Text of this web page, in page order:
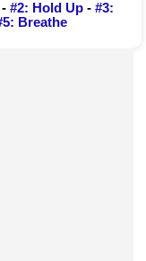
#2: Hold Up- #3:
Breathe